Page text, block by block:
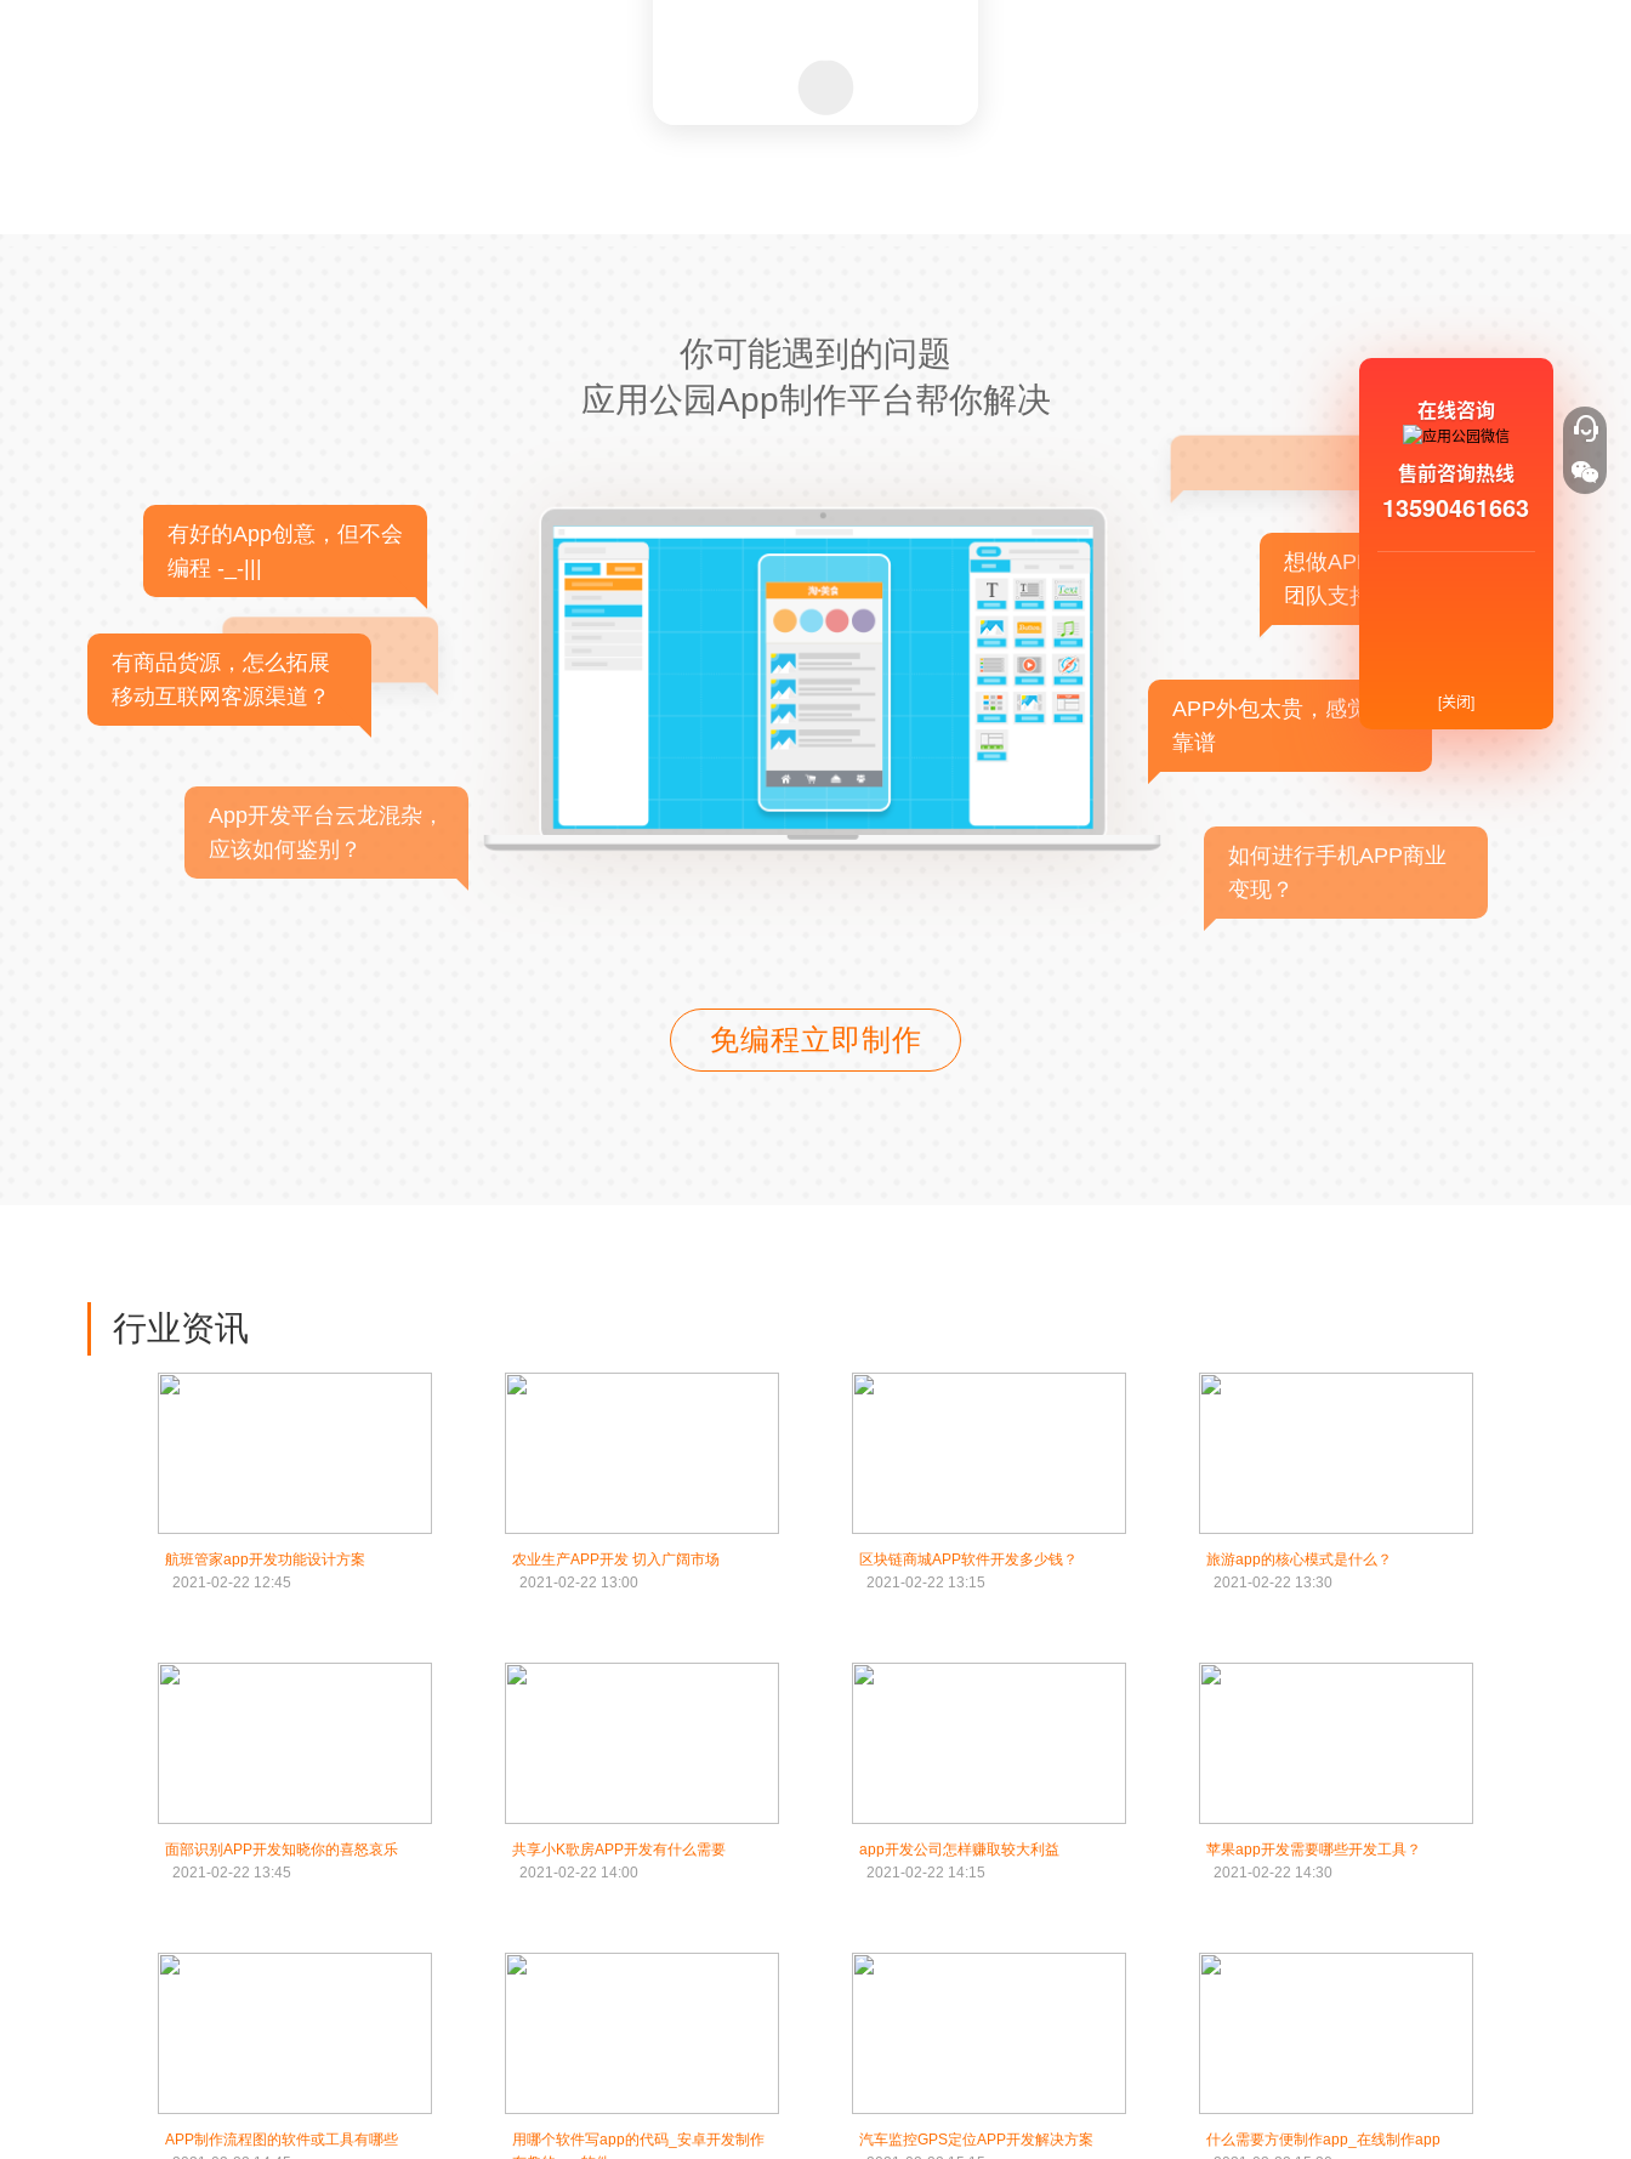
你可能遇到的问题
应用公园App制作平台帮你解决
有好的App创意，但不会
编程 -_-|||
有商品货源，怎么拓展
移动互联网客源渠道？
App开发平台云龙混杂，
应该如何鉴别？
想做APP，但没有技术
团队支持
APP外包太贵，感觉不
靠谱
如何进行手机APP商业
变现？
免编程立即制作
行业资讯
航班管家app开发功能设计方案
2021-02-22 12:45
农业生产APP开发 切入广阔市场
2021-02-22 13:00
区块链商城APP软件开发多少钱？
2021-02-22 13:15
旅游app的核心模式是什么？
2021-02-22 13:30
面部识别APP开发知晓你的喜怒哀乐
2021-02-22 13:45
共享小K歌房APP开发有什么需要
2021-02-22 14:00
app开发公司怎样赚取较大利益
2021-02-22 14:15
苹果app开发需要哪些开发工具？
2021-02-22 14:30
APP制作流程图的软件或工具有哪些
用哪个软件写app的代码_安卓开发制作
汽车监控GPS定位APP开发解决方案
什么需要方便制作app_在线制作app
在线咨询
售前咨询热线
13590461663
[关闭]